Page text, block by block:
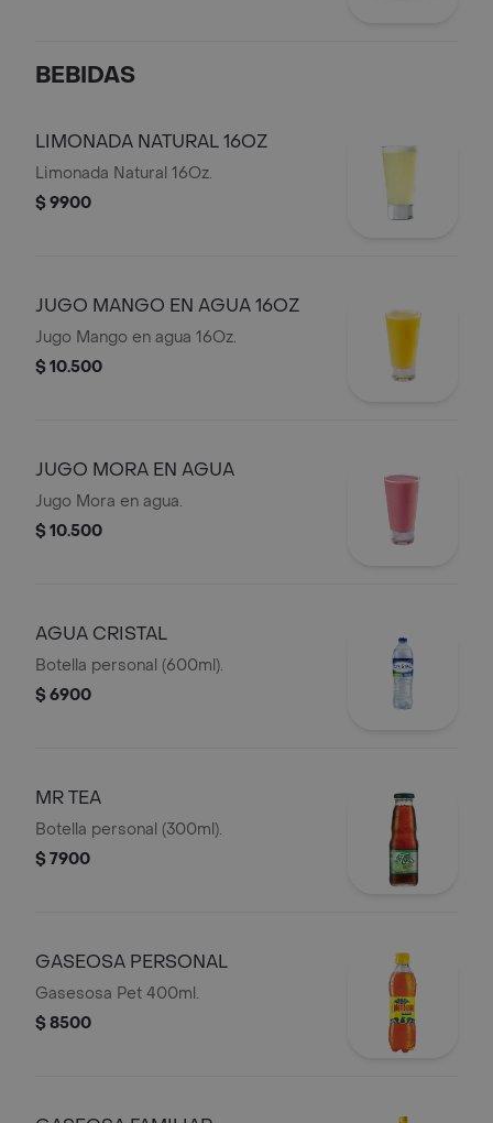
BEBIDAS
LIMONADA NATURAL 16OZ
Limonada Natural 16Oz.
$ 9900
JUGO MANGO EN AGUA 16OZ
Jugo Mango en agua 16Oz.
$ 10.500
JUGO MORA EN AGUA
Jugo Mora en agua.
$ 10.500
AGUA CRISTAL
Botella personal (600ml).
$ 6900
MR TEA
Botella personal (300ml).
$ 7900
GASEOSA PERSONAL
Gasesosa Pet 400ml.
$ 8500